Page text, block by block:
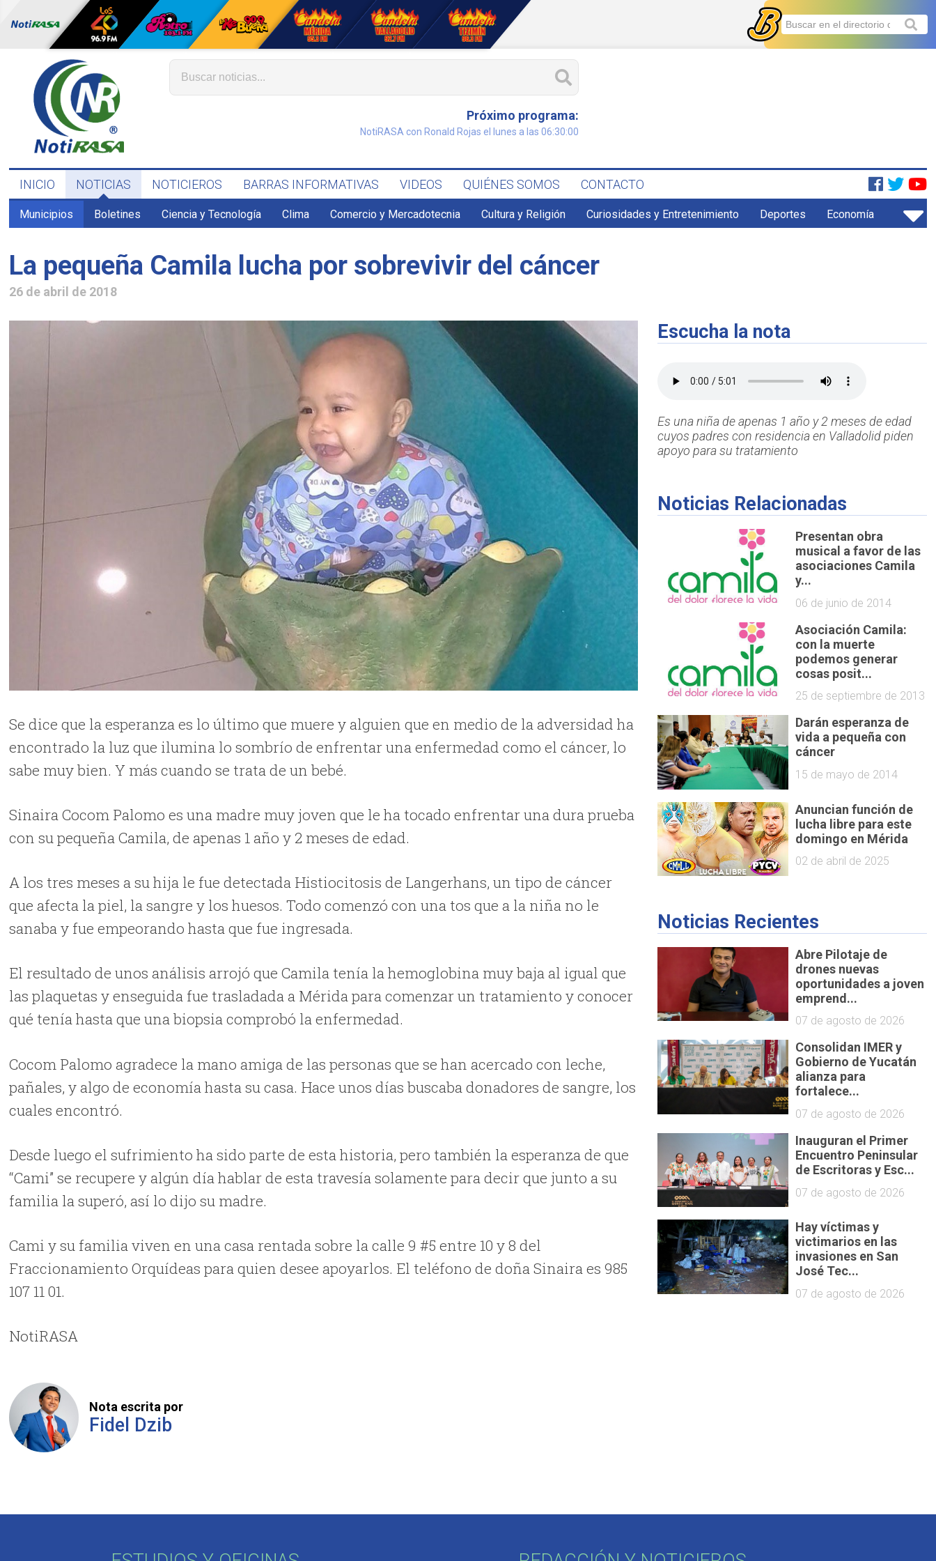
Próximo programa:
NotiRASA con Ronald Rojas el lunes a las 06:30:00
INICIO NOTICIAS NOTICIEROS BARRAS INFORMATIVAS VIDEOS QUIÉNES SOMOS CONTACTO
Municipios Boletines Ciencia y Tecnología Clima Comercio y Mercadotecnia Cultura y Religión Curiosidades y Entretenimiento Deportes Economía
La pequeña Camila lucha por sobrevivir del cáncer
26 de abril de 2018
Se dice que la esperanza es lo último que muere y alguien que en medio de la adversidad ha
encontrado la luz que ilumina lo sombrío de enfrentar una enfermedad como el cáncer, lo
sabe muy bien. Y más cuando se trata de un bebé.
Sinaira Cocom Palomo es una madre muy joven que le ha tocado enfrentar una dura prueba
con su pequeña Camila, de apenas 1 año y 2 meses de edad.
A los tres meses a su hija le fue detectada Histiocitosis de Langerhans, un tipo de cáncer
que afecta la piel, la sangre y los huesos. Todo comenzó con una tos que a la niña no le
sanaba y fue empeorando hasta que fue ingresada.
El resultado de unos análisis arrojó que Camila tenía la hemoglobina muy baja al igual que
las plaquetas y enseguida fue trasladada a Mérida para comenzar un tratamiento y conocer
qué tenía hasta que una biopsia comprobó la enfermedad.
Cocom Palomo agradece la mano amiga de las personas que se han acercado con leche,
pañales, y algo de economía hasta su casa. Hace unos días buscaba donadores de sangre, los
cuales encontró.
Desde luego el sufrimiento ha sido parte de esta historia, pero también la esperanza de que
“Cami” se recupere y algún día hablar de esta travesía solamente para decir que junto a su
familia la superó, así lo dijo su madre.
Cami y su familia viven en una casa rentada sobre la calle 9 #5 entre 10 y 8 del
Fraccionamiento Orquídeas para quien desee apoyarlos. El teléfono de doña Sinaira es 985
107 11 01.
NotiRASA
Nota escrita por
Fidel Dzib
Escucha la nota
Es una niña de apenas 1 año y 2 meses de edad
cuyos padres con residencia en Valladolid piden
apoyo para su tratamiento
Noticias Relacionadas
Presentan obra
musical a favor de las
asociaciones Camila
y...
06 de junio de 2014
Asociación Camila:
con la muerte
podemos generar
cosas posit...
25 de septiembre de 2013
Darán esperanza de
vida a pequeña con
cáncer
15 de mayo de 2014
Anuncian función de
lucha libre para este
domingo en Mérida
02 de abril de 2025
Noticias Recientes
Abre Pilotaje de
drones nuevas
oportunidades a joven
emprend...
07 de agosto de 2026
Consolidan IMER y
Gobierno de Yucatán
alianza para
fortalece...
07 de agosto de 2026
Inauguran el Primer
Encuentro Peninsular
de Escritoras y Esc...
07 de agosto de 2026
Hay víctimas y
victimarios en las
invasiones en San
José Tec...
07 de agosto de 2026